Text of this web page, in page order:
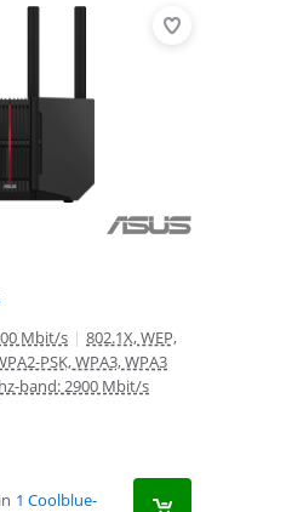
Mbit/s | 802.1X, WEP,
PSK, WPA3, WPA3
band: 2900 Mbit/s
1 Coolblue-